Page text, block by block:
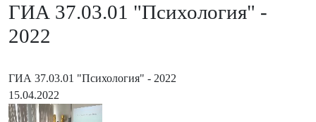
ГИА 37.03.01 "Психология" -
2022
ГИА 37.03.01 "Психология" - 2022
15.04.2022